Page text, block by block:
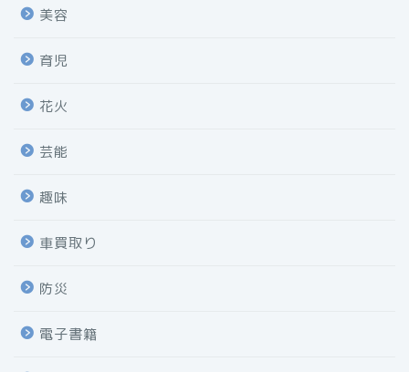
美容
育児
花火
芸能
趣味
車買取り
防災
電子書籍